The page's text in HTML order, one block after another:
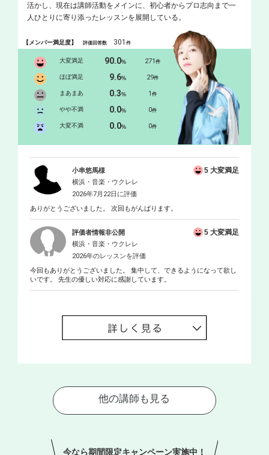
活かし、現在は講師活動をメインに、初心者からプロ志向まで一
人ひとりに寄り添ったレッスンを展開している。
【メンバー満足度】評価回答数 301件
大変満足 90.0% 271 件
ほぼ満足 9.6% 29件
まあまあ 0.3% 1 件
やや不満 0.0% 0件
大変不満 0.0% 0件
小串悠馬様 5 大変満足
横浜・音楽・ウクレレ
2026年7月22日に評価
ありがとうございました。 次回もがんばります。
評価者情報非公開 5 大変満足
横浜・音楽・ウクレレ
2026年のレッスンを評価
今回もありがとうございました。 集中して、できるようになって欲し
いです。 先生の優しい対応に感謝しています。
今なら期間限定キャンペーン実施中！